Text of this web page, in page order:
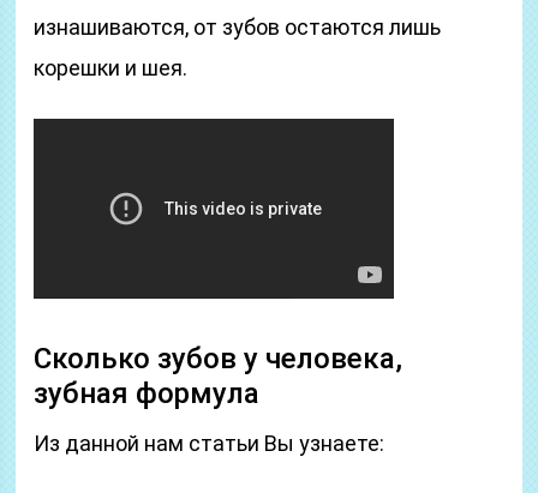
изнашиваются, от зубов остаются лишь
корешки и шея.
Сколько зубов у человека,
зубная формула
Из данной нам статьи Вы узнаете: